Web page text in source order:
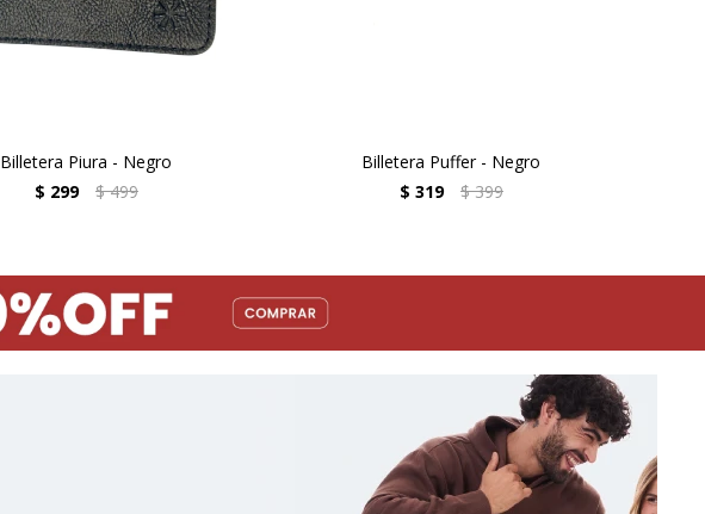
Billetera Piura - Negro
$ 299 $ 499
Billetera Puffer - Negro
$ 319 $ 399